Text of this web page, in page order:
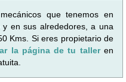
que tenemos en
y en sus alrededores, a una
Kms. Si eres propietario de
la página de tu talleren